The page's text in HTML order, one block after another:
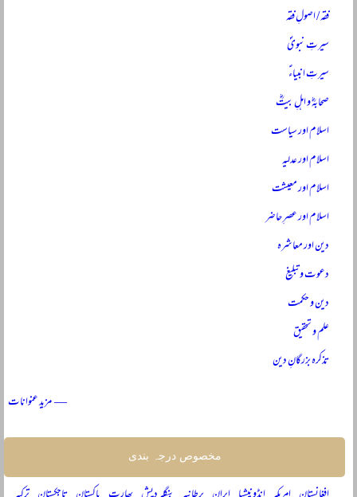
فقہ / اصولِ فقہ
سیرتِ نبویؐ
سیرتِ انبیاءؑ
صحابہؓ و اہلِ بیتؓ
اسلام اور سیاست
اسلام اور عدلیہ
اسلام اور معیشت
اسلام اور عصرِ حاضر
دین اور معاشرہ
دعوت و تبلیغ
دین و حکمت
علم و تحقیق
تذکرہ بزرگانِ دین
— مزید عنوانات
مخصوص درجہ بندی